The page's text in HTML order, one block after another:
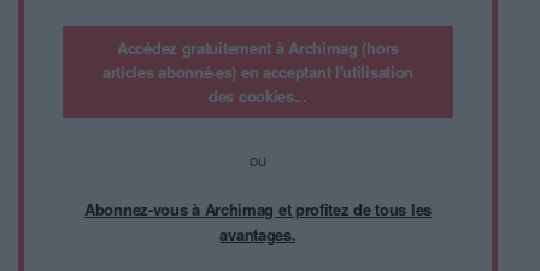
Accédez gratuitement à Archimag (hors
articles abonné·es) en acceptant l'utilisation
des cookies...
ou
Abonnez-vous à Archimag et profitez de tous les
avantages.